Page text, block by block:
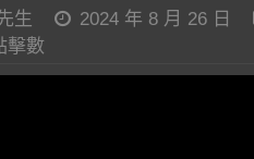
生 2024 年 8 月 26 日
擊數